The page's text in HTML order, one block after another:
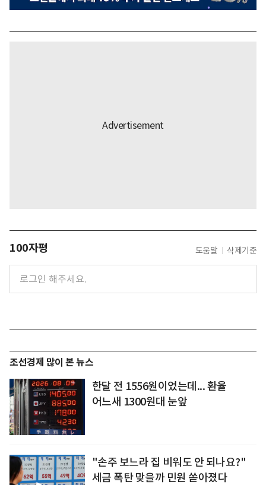
100자평 도움말 삭제기준
조선경제 많이 본 뉴스
한달 전 1556원이었는데... 환율
어느새 1300원대 눈앞
"손주 보느라 집 비워도 안 되나요?"
세금 폭탄 맞을까 민원 쏟아졌다